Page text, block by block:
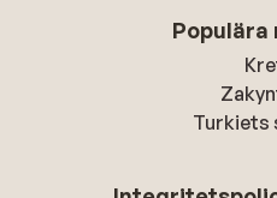
Populära
Turkiets